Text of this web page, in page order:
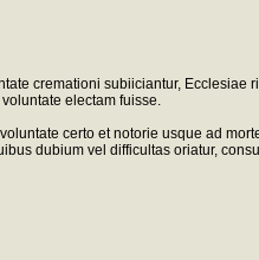
cremationi subiiciantur,
electam fuisse.
certo et notorie usque ad
dubium vel difficultas oriatur,